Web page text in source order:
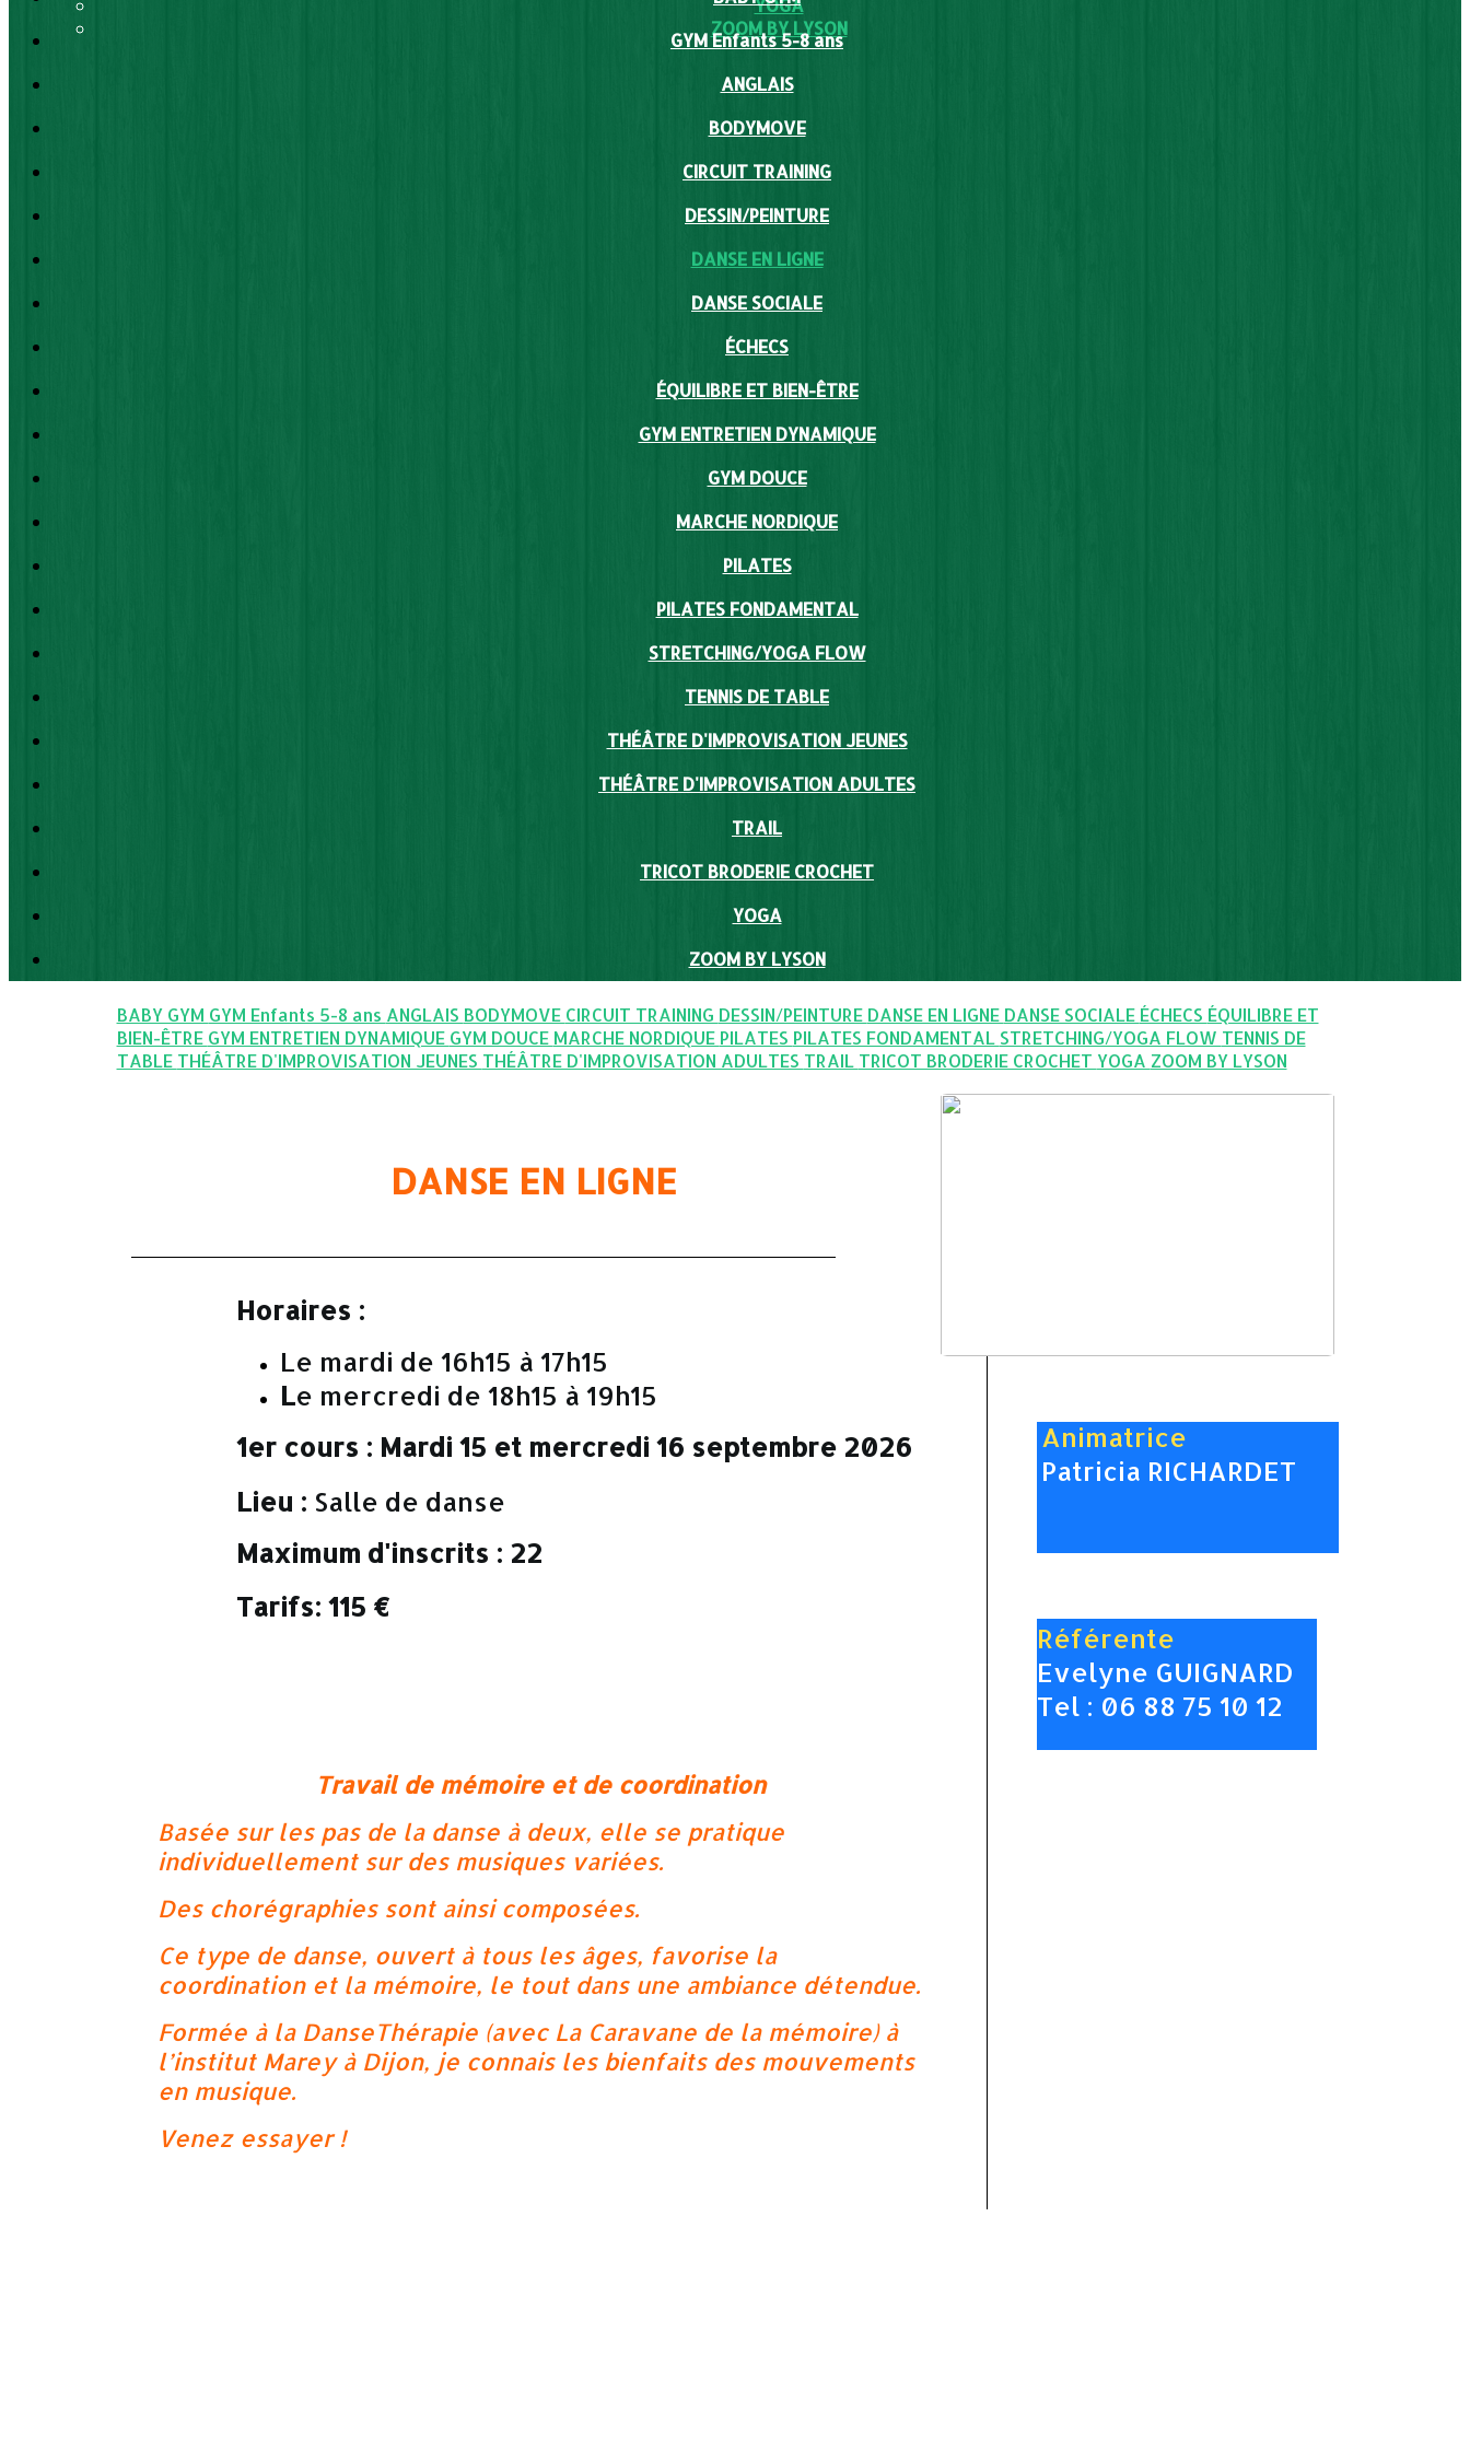
YOGA
ZOOM BY LYSON
GYM Enfants 5-8 ans
ANGLAIS
BODYMOVE
CIRCUIT TRAINING
DESSIN/PEINTURE
DANSE EN LIGNE
DANSE SOCIALE
ÉCHECS
ÉQUILIBRE ET BIEN-ÊTRE
GYM ENTRETIEN DYNAMIQUE
GYM DOUCE
MARCHE NORDIQUE
PILATES
PILATES FONDAMENTAL
STRETCHING/YOGA FLOW
TENNIS DE TABLE
THÉÂTRE D'IMPROVISATION JEUNES
THÉÂTRE D'IMPROVISATION ADULTES
TRAIL
TRICOT BRODERIE CROCHET
YOGA
ZOOM BY LYSON
BABY GYM GYM Enfants 5-8 ans ANGLAIS BODYMOVE CIRCUIT TRAINING DESSIN/PEINTURE DANSE EN LIGNE DANSE SOCIALE ÉCHECS ÉQUILIBRE ET
BIEN-ÊTRE GYM ENTRETIEN DYNAMIQUE GYM DOUCE MARCHE NORDIQUE PILATES PILATES FONDAMENTAL STRETCHING/YOGA FLOW TENNIS DE
TABLE THÉÂTRE D'IMPROVISATION JEUNES THÉÂTRE D'IMPROVISATION ADULTES TRAIL TRICOT BRODERIE CROCHET YOGA ZOOM BY LYSON
DANSE EN LIGNE
Horaires :
Le mardi de 16h15 à 17h15
Le mercredi de 18h15 à 19h15
1er cours : Mardi 15 et mercredi 16 septembre 2026
Lieu : Salle de danse
Maximum d'inscrits : 22
Tarifs: 115 €
Animatrice
Patricia RICHARDET
Référente
Evelyne GUIGNARD
Tel : 06 88 75 10 12
Travail de mémoire et de coordination
Basée sur les pas de la danse à deux, elle se pratique
individuellement sur des musiques variées.
Des chorégraphies sont ainsi composées.
Ce type de danse, ouvert à tous les âges, favorise la
coordination et la mémoire, le tout dans une ambiance détendue.
Formée à la DanseThérapie (avec La Caravane de la mémoire) à
l’institut Marey à Dijon, je connais les bienfaits des mouvements
en musique.
Venez essayer !